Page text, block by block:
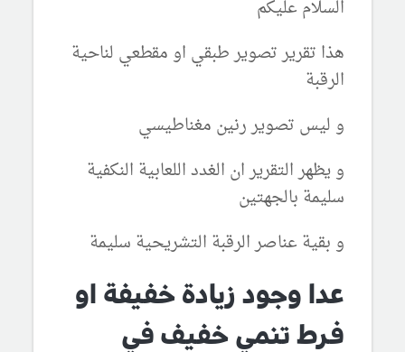
السلام عليكم
هذا تقرير تصوير طبقي او مقطعي لناحية
الرقبة
و ليس تصوير رنين مغناطيسي
و يظهر التقرير ان الغدد اللعابية النكفية
سليمة بالجهتين
و بقية عناصر الرقبة التشريحية سليمة
عدا وجود زيادة خفيفة او
فرط تنمي خفيف في